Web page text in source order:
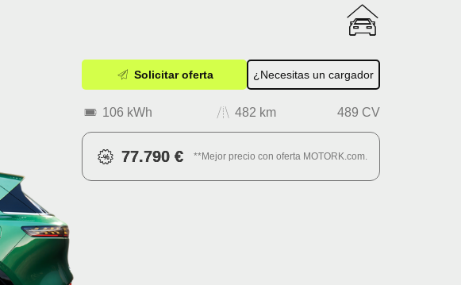
Solicitar oferta ¿Necesitas un cargador
106 kWh 482 km 489 CV
77.790 € **Mejor precio con oferta MOTORK.com.